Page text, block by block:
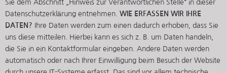
Sie dem Abschnitt „Hinweis zur Verantwortlichen Stelle“ in dieser
Datenschutzerklärung entnehmen. WIE ERFASSEN WIR IHRE
DATEN? Ihre Daten werden zum einen dadurch erhoben, dass Sie
uns diese mitteilen. Hierbei kann es sich z. B. um Daten handeln,
die Sie in ein Kontaktformular eingeben. Andere Daten werden
automatisch oder nach Ihrer Einwilligung beim Besuch der Website